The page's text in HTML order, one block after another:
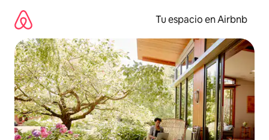
contenido
Tu espacio en Airbnb